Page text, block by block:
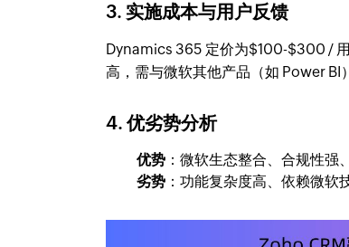
3. 实施成本与用户反馈
Dynamics 365 定价为$100-$300 /
高，需与微软其他产品（如 Power BI
4. 优劣势分析
优势 ：微软生态整合、合规性强
劣势 ：功能复杂度高、依赖微软